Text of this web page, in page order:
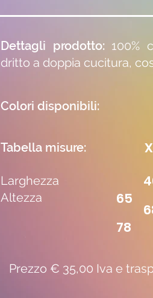
Dettagli prodotto: 100%
dritto a doppia cucitura,
Colori disponibili:
Tabella misure:
Larghezza
Altezza
65
78
Prezzo € 35,00 Iva e